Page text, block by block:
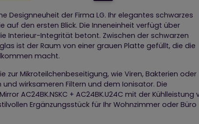
Designneuheit der Firma LG. Ihr elegantes schwarzes
auf den ersten Blick. Die Inneneinheit verfügt über
Interieur-Integrität betont. Zwischen der schwarzen
ist der Raum von einer grauen Platte gefüllt, die die
macht.
zur Mikroteilchenbeseitigung, wie Viren, Bakterien oder
wirksameren Filtern und dem Ionisator. Die
AC24BK.NSKC + AC24BK.U24C mit der Kühlleistung
Ergänzungsstück für Ihr Wohnzimmer oder Büro